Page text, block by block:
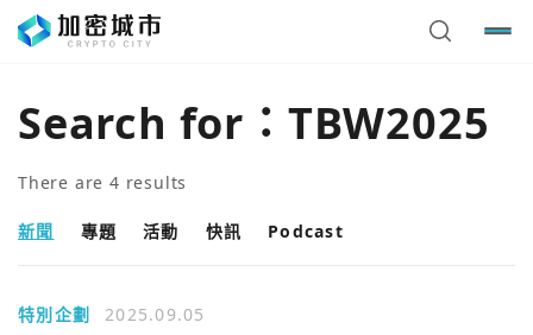
Search for： TBW2025
There are 4 results
新聞 專題 活動 快訊 Podcast
特別企劃 2025.09.05